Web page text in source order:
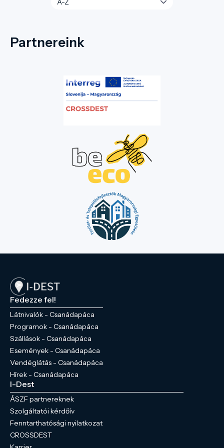
Partnereink
Fedezze fel!
Látnivalók - Csanádapáca
Programok - Csanádapáca
Szállások - Csanádapáca
Események - Csanádapáca
Vendéglátás - Csanádapáca
Hírek - Csanádapáca
I-Dest
ÁSZF partnereknek
Szolgáltatói kérdőív
Fenntarthatósági nyilatkozat
CROSSDEST